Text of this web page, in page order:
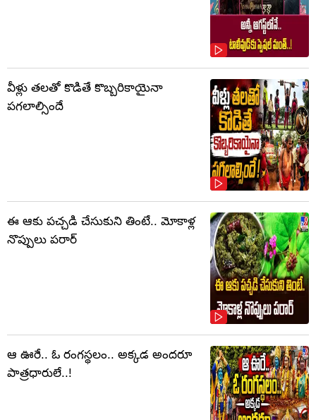
వీళ్లు తలతో కొడితే కొబ్బరికాయైనా
పగలాల్సిందే
ఈ ఆకు పచ్చడి చేసుకుని తింటే.. మోకాళ్ల
నొప్పులు పరార్‌
ఆ ఊరే.. ఓ రంగస్థలం.. అక్కడ అందరూ
పాత్రధారులే..!